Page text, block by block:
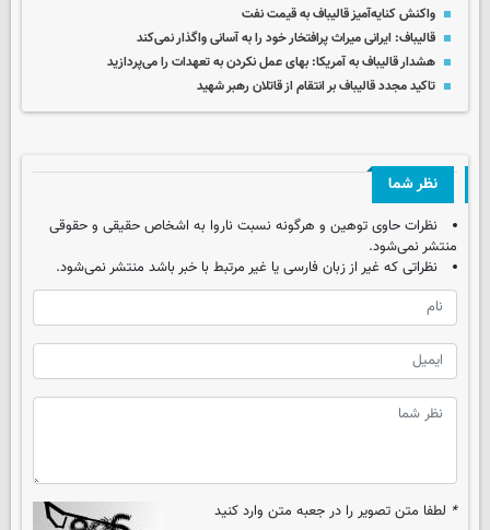
واکنش کنایه‌آمیز قالیباف به قیمت نفت
قالیباف: ایرانی میراث پرافتخار خود را به آسانی واگذار نمی‌کند
هشدار قالیباف به آمریکا: بهای عمل نکردن به تعهدات را می‌پردازید
تاکید مجدد قالیباف بر انتقام از قاتلان رهبر شهید
نظر شما
نظرات حاوی توهین و هرگونه نسبت ناروا به اشخاص حقیقی و حقوقی
منتشر نمی‌شود.
نظراتی که غیر از زبان فارسی یا غیر مرتبط با خبر باشد منتشر نمی‌شود.
* لطفا متن تصویر را در جعبه متن وارد کنید